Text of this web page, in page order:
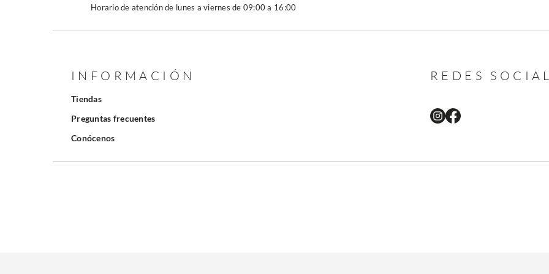
Horario de atención de lunes a viernes de 09:00 a 16:00
INFORMACIÓN
Tiendas
Preguntas frecuentes
Conócenos
REDES